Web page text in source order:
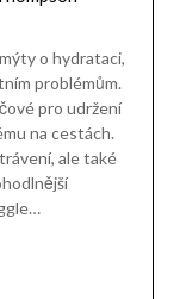
o hydrataci,
problémům.
pro udržení
na cestách.
ale také